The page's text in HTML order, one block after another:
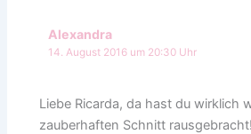
Alexandra
14. August 2016 um 20:30 Uhr
Liebe Ricarda, da hast du wirklich
zauberhaften Schnitt